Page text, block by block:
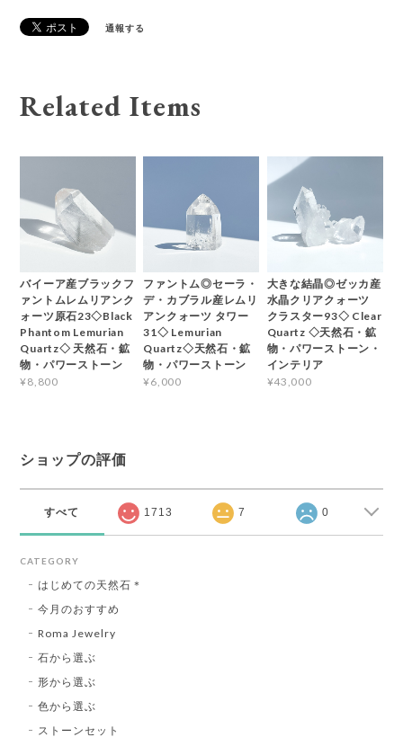
通報する
Related Items
バイーア産ブラックフ
ァントムレムリアンク
ォーツ原石23◇Black
Phantom Lemurian
Quartz◇ 天然石・鉱
物・パワーストーン
¥8,800
ファントム◎セーラ・
デ・カブラル産レムリ
アンクォーツ タワー
31◇ Lemurian
Quartz◇天然石・鉱
物・パワーストーン
¥6,000
大きな結晶◎ゼッカ産
水晶クリアクォーツ
クラスター93◇ Clear
Quartz ◇天然石・鉱
物・パワーストーン・
インテリア
¥43,000
ショップの評価
すべて 1713 7 0
CATEGORY
はじめての天然石＊
今月のおすすめ
Roma Jewelry
石から選ぶ
形から選ぶ
色から選ぶ
ストーンセット